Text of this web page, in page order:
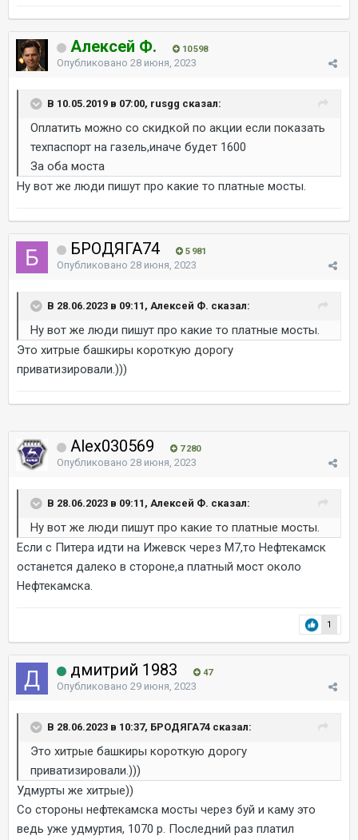
Алексей Ф. 10 598
Опубликовано 28 июня, 2023
В 10.05.2019 в 07:00, rusgg сказал:
Оплатить можно со скидкой по акции если показать
техпаспорт на газель,иначе будет 1600
За оба моста
Ну вот же люди пишут про какие то платные мосты.
БРОДЯГА74 5 981
Опубликовано 28 июня, 2023
В 28.06.2023 в 09:11, Алексей Ф. сказал:
Ну вот же люди пишут про какие то платные мосты.
Это хитрые башкиры короткую дорогу
приватизировали.)))
Alex030569 7 280
Опубликовано 28 июня, 2023
В 28.06.2023 в 09:11, Алексей Ф. сказал:
Ну вот же люди пишут про какие то платные мосты.
Если с Питера идти на Ижевск через М7,то Нефтекамск
останется далеко в стороне,а платный мост около
Нефтекамска.
1
дмитрий 1983 47
Опубликовано 29 июня, 2023
В 28.06.2023 в 10:37, БРОДЯГА74 сказал:
Это хитрые башкиры короткую дорогу
приватизировали.)))
Удмурты же хитрые))
Со стороны нефтекамска мосты через буй и каму это
ведь уже удмуртия, 1070 р. Последний раз платил